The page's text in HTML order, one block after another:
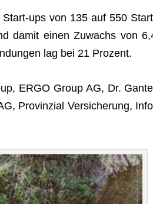
ups von 135 auf 550
damit einen Zuwachs von
lag bei 21 Prozent.
ERGO Group AG, Dr.
Pro­vin­zial Ver­si­che­rung,